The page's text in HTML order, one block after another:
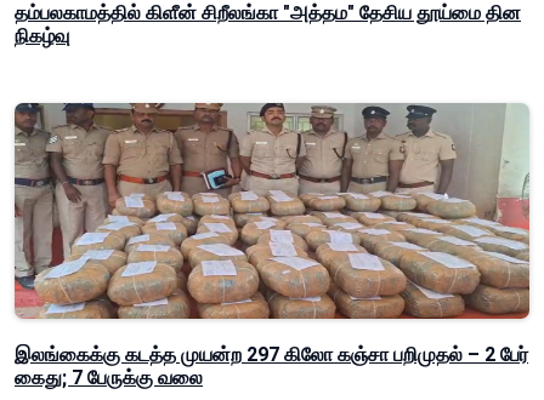
தம்பலகாமத்தில் கிளீன் சிறீலங்கா "அத்தம" தேசிய தூய்மை தின
நிகழ்வு
இலங்கைக்கு கடத்த முயன்ற 297 கிலோ கஞ்சா பறிமுதல் – 2 பேர்
கைது; 7 பேருக்கு வலை